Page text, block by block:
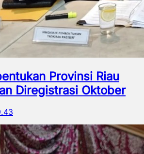
Provinsi Riau
Diregistrasi Oktober